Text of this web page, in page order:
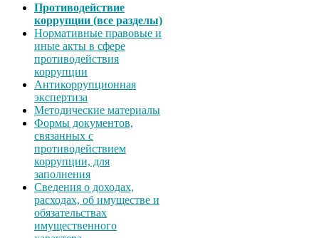
Противодействие
коррупции (все разделы)
Нормативные правовые и
иные акты в сфере
противодействия
коррупции
Антикоррупционная
экспертиза
Методические материалы
Формы документов,
связанных с
противодействием
коррупции, для
заполнения
Сведения о доходах,
расходах, об имуществе и
обязательствах
имущественного